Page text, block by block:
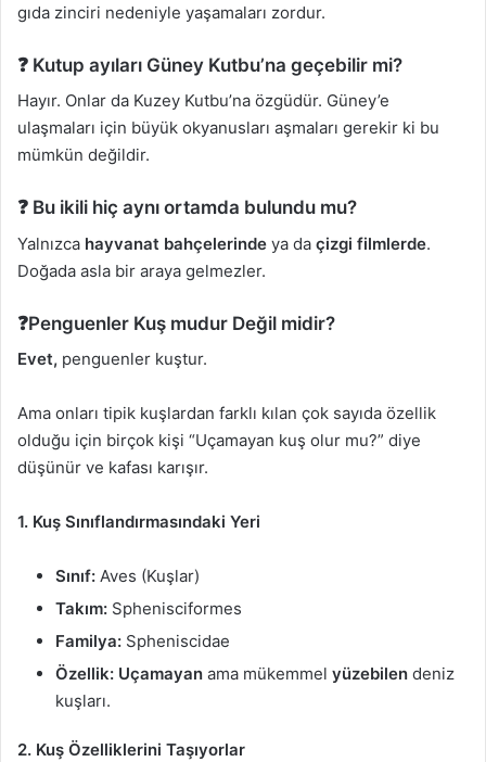
gıda zinciri nedeniyle yaşamaları zordur.
❓ Kutup ayıları Güney Kutbu’na geçebilir mi?
Hayır. Onlar da Kuzey Kutbu’na özgüdür. Güney’e
ulaşmaları için büyük okyanusları aşmaları gerekir ki bu
mümkün değildir.
❓ Bu ikili hiç aynı ortamda bulundu mu?
Yalnızca hayvanat bahçelerinde ya da çizgi filmlerde.
Doğada asla bir araya gelmezler.
❓Penguenler Kuş mudur Değil midir?
Evet, penguenler kuştur.
Ama onları tipik kuşlardan farklı kılan çok sayıda özellik
olduğu için birçok kişi “Uçamayan kuş olur mu?” diye
düşünür ve kafası karışır.
1. Kuş Sınıflandırmasındaki Yeri
Sınıf: Aves (Kuşlar)
Takım: Sphenisciformes
Familya: Spheniscidae
Özellik: Uçamayan ama mükemmel yüzebilen deniz
kuşları.
2. Kuş Özelliklerini Taşıyorlar